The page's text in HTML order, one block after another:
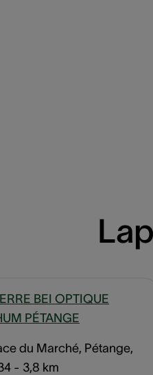
BEI OPTIQUE
PÉTANGE
du Marché, Pétange,
- 3,8 km